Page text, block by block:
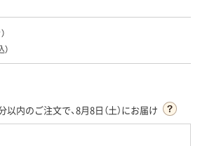
）
以内のご注文で、8月8日（土）にお届け